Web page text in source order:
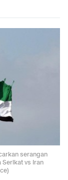
serangan
vs Iran